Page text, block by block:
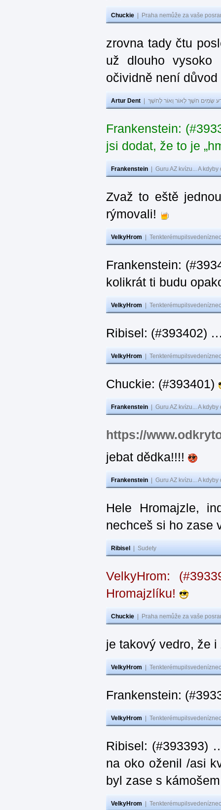
Chuckie Praha nemůže za vaše
zrovna tady čtu
už dlouho
očividně není
Artur Dent שָׂמִים חֹשֶׁךְ לְאוֹר וְאוֹר לְחֹשֶׁךְ
Frankenstein:
jsi dodat, že to je
Frankenstein Guru AZ kvízu... A
Zvaž to eště
rýmovali!
VelkyHrom
Frankenstein:
kolikrát ti budu
VelkyHrom
Ribisel: (#393402)
VelkyHrom
Chuckie: (#393401)
Frankenstein Guru AZ kvízu... A
https://
jebat dědka!!!!
Frankenstein Guru AZ kvízu... A
Hele Hromajzle,
nechceš si ho zase
Ribisel Sudety
VelkyHrom:
Hromajzlíku!
Chuckie Praha nemůže za vaše
je takový vedro, že
VelkyHrom
Frankenstein:
VelkyHrom
Ribisel: (#393393)
na oko oženil /asi
byl zase s
VelkyHrom